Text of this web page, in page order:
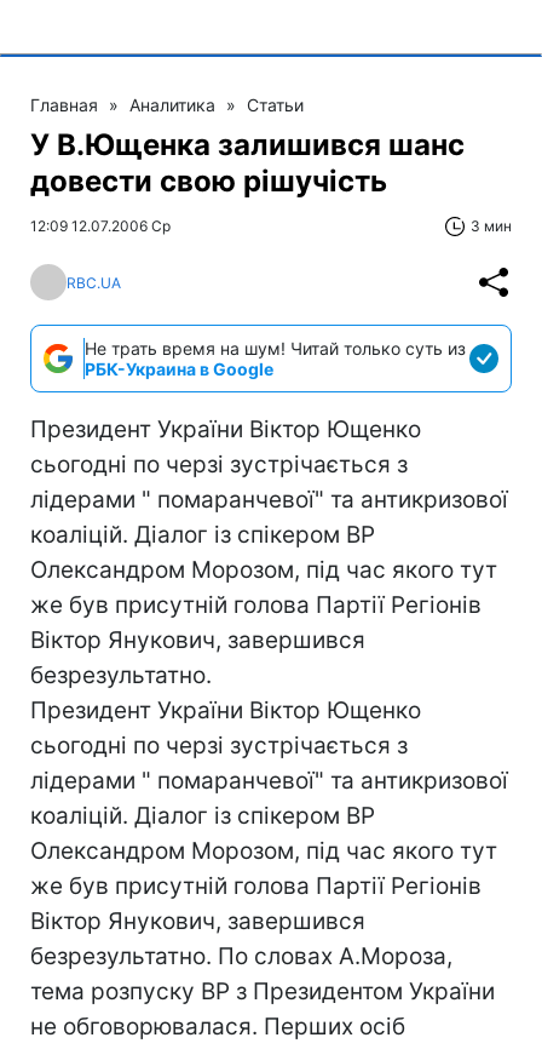
Главная » Аналитика » Статьи
У В.Ющенка залишився шанс
довести свою рішучість
12:09 12.07.2006 Ср 3 мин
RBC.UA
Не трать время на шум! Читай только суть из
РБК-Украина в Google
Президент України Віктор Ющенко
сьогодні по черзі зустрічається з
лідерами " помаранчевої" та антикризової
коаліцій. Діалог із спікером ВР
Олександром Морозом, під час якого тут
же був присутній голова Партії Регіонів
Віктор Янукович, завершився
безрезультатно.
Президент України Віктор Ющенко
сьогодні по черзі зустрічається з
лідерами " помаранчевої" та антикризової
коаліцій. Діалог із спікером ВР
Олександром Морозом, під час якого тут
же був присутній голова Партії Регіонів
Віктор Янукович, завершився
безрезультатно. По словах А.Мороза,
тема розпуску ВР з Президентом України
не обговорювалася. Перших осіб